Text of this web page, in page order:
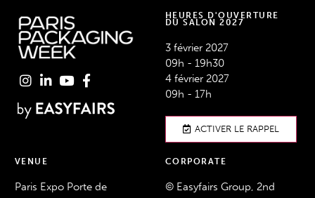
HEURES D'OUVERTURE
DU SALON 2027
3 février 2027
09h - 19h30
4 février 2027
09h - 17h
ACTIVER LE RAPPEL
VENUE
Paris Expo Porte de
CORPORATE
© Easyfairs Group, 2nd